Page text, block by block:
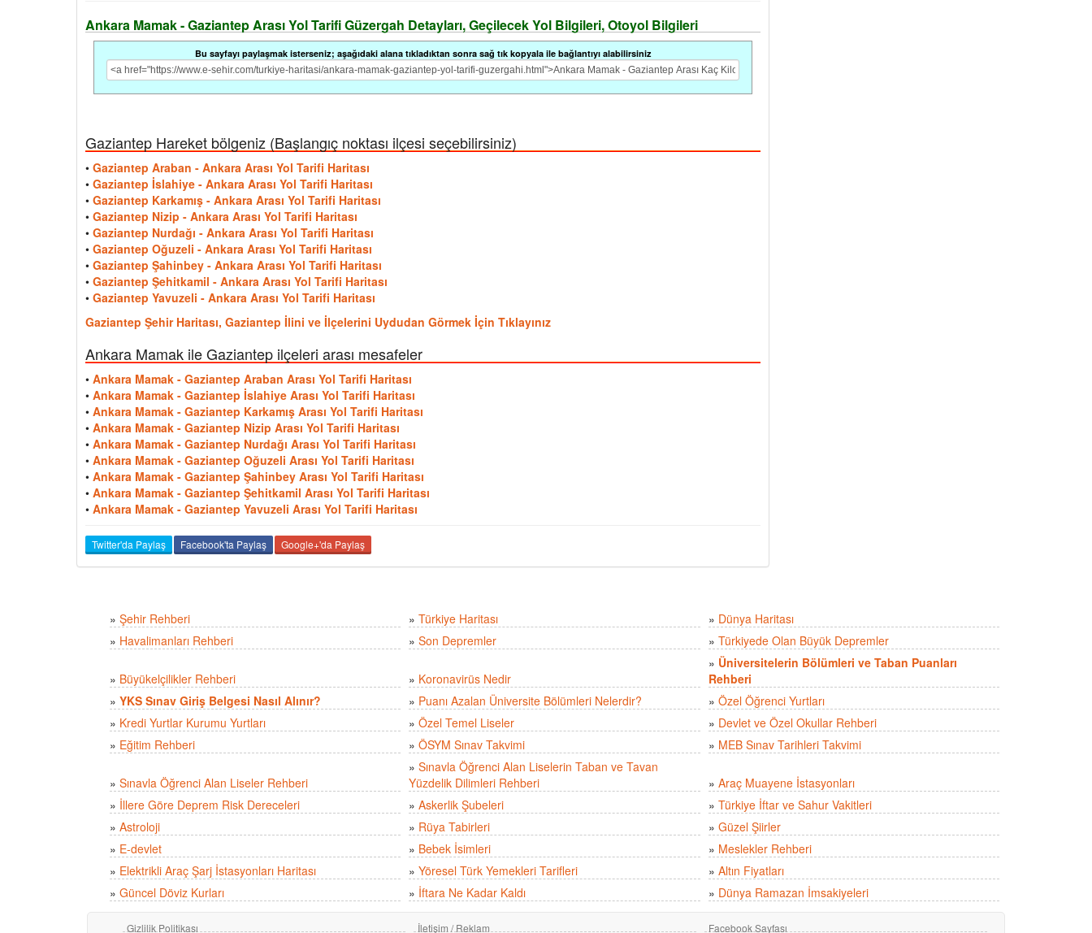
Ankara Mamak - Gaziantep Arası Yol Tarifi Güzergah Detayları, Geçilecek Yol Bilgileri, Otoyol Bilgileri
Bu sayfayı paylaşmak isterseniz; aşağıdaki alana tıkladıktan sonra sağ tık kopyala ile bağlantıyı alabilirsiniz
Gaziantep Hareket bölgeniz (Başlangıç noktası ilçesi seçebilirsiniz)
• Gaziantep Araban - Ankara Arası Yol Tarifi Haritası
• Gaziantep İslahiye - Ankara Arası Yol Tarifi Haritası
• Gaziantep Karkamış - Ankara Arası Yol Tarifi Haritası
• Gaziantep Nizip - Ankara Arası Yol Tarifi Haritası
• Gaziantep Nurdağı - Ankara Arası Yol Tarifi Haritası
• Gaziantep Oğuzeli - Ankara Arası Yol Tarifi Haritası
• Gaziantep Şahinbey - Ankara Arası Yol Tarifi Haritası
• Gaziantep Şehitkamil - Ankara Arası Yol Tarifi Haritası
• Gaziantep Yavuzeli - Ankara Arası Yol Tarifi Haritası
Gaziantep Şehir Haritası, Gaziantep İlini ve İlçelerini Uydudan Görmek İçin Tıklayınız
Ankara Mamak ile Gaziantep ilçeleri arası mesafeler
• Ankara Mamak - Gaziantep Araban Arası Yol Tarifi Haritası
• Ankara Mamak - Gaziantep İslahiye Arası Yol Tarifi Haritası
• Ankara Mamak - Gaziantep Karkamış Arası Yol Tarifi Haritası
• Ankara Mamak - Gaziantep Nizip Arası Yol Tarifi Haritası
• Ankara Mamak - Gaziantep Nurdağı Arası Yol Tarifi Haritası
• Ankara Mamak - Gaziantep Oğuzeli Arası Yol Tarifi Haritası
• Ankara Mamak - Gaziantep Şahinbey Arası Yol Tarifi Haritası
• Ankara Mamak - Gaziantep Şehitkamil Arası Yol Tarifi Haritası
• Ankara Mamak - Gaziantep Yavuzeli Arası Yol Tarifi Haritası
Twitter'da Paylaş Facebook'ta Paylaş Google+'da Paylaş
» Şehir Rehberi » Türkiye Haritası » Dünya Haritası
» Havalimanları Rehberi » Son Depremler » Türkiyede Olan Büyük Depremler
» Büyükelçilikler Rehberi » Koronavirüs Nedir
» Üniversitelerin Bölümleri ve Taban Puanları
Rehberi
» YKS Sınav Giriş Belgesi Nasıl Alınır? » Puanı Azalan Üniversite Bölümleri Nelerdir? » Özel Öğrenci Yurtları
» Kredi Yurtlar Kurumu Yurtları » Özel Temel Liseler » Devlet ve Özel Okullar Rehberi
» Eğitim Rehberi » ÖSYM Sınav Takvimi » MEB Sınav Tarihleri Takvimi
» Sınavla Öğrenci Alan Liseler Rehberi
» Sınavla Öğrenci Alan Liselerin Taban ve Tavan
Yüzdelik Dilimleri Rehberi
» Araç Muayene İstasyonları
» İllere Göre Deprem Risk Dereceleri » Askerlik Şubeleri » Türkiye İftar ve Sahur Vakitleri
» Astroloji » Rüya Tabirleri » Güzel Şiirler
» E-devlet » Bebek İsimleri » Meslekler Rehberi
» Elektrikli Araç Şarj İstasyonları Haritası » Yöresel Türk Yemekleri Tarifleri » Altın Fiyatları
» Güncel Döviz Kurları » İftara Ne Kadar Kaldı » Dünya Ramazan İmsakiyeleri
Gizlilik Politikası İletişim / Reklam Facebook Sayfası